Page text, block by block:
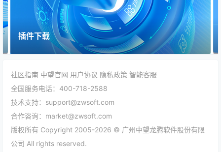
下载
社区指南 中望官网 用户协议 隐私政策 智能客服
全国服务电话：400-718-2588
技术支持：support@zwsoft.com
合作咨询：market@zwsoft.com
版权所有 Copyright 2005-2026 © 广州中望龙腾软件股份有限
公司 All rights reserved.